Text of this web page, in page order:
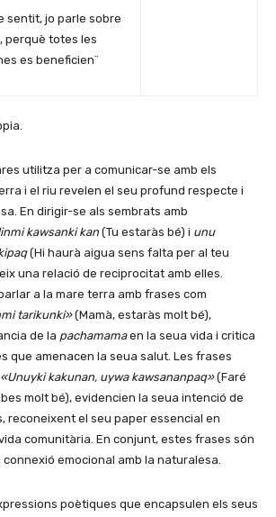
sentit, jo parle sobre
perquè totes les
es beneficien¨
utilitza per a comunicar-se amb els
i el riu revelen el seu profund respecte i
En dirigir-se als sembrats amb
kawsanki kan (Tu estaràs bé) i unu
(Hi haurà aigua sens falta per al teu
una relació de reciprocitat amb elles.
a la mare terra amb frases com
tarikunki»(Mamà, estaràs molt bé),
de la pachamamaen la seua vida i critica
que amenacen la seua salut. Les frases
«Unuyki kakunan, uywa kawsananpaq»(Faré
molt bé), evidencien la seua intenció de
reconeixent el seu paper essencial en
comunitària. En conjunt, estes frases són
emocional amb la naturalesa.
poètiques que encapsulen els seus